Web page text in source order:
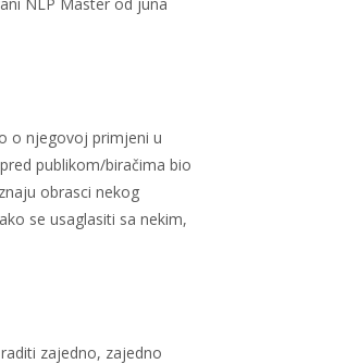
o njegovoj primjeni u
publikom/biračima bio
obrasci nekog
se usaglasiti sa nekim,
zajedno, zajedno